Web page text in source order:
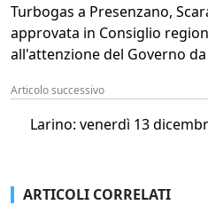
Turbogas a Presenzano,
approvata in Consiglio
all'attenzione del Governo
Articolo successivo
Larino: venerdì 13
ARTICOLI CORRELATI